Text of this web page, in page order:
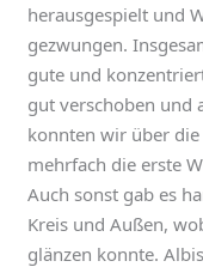
herausgespielt und
gezwungen.
gute und
gut verschoben und
konnten wir über
mehrfach die erste
Auch sonst gab es
Kreis und Außen,
glänzen konnte.